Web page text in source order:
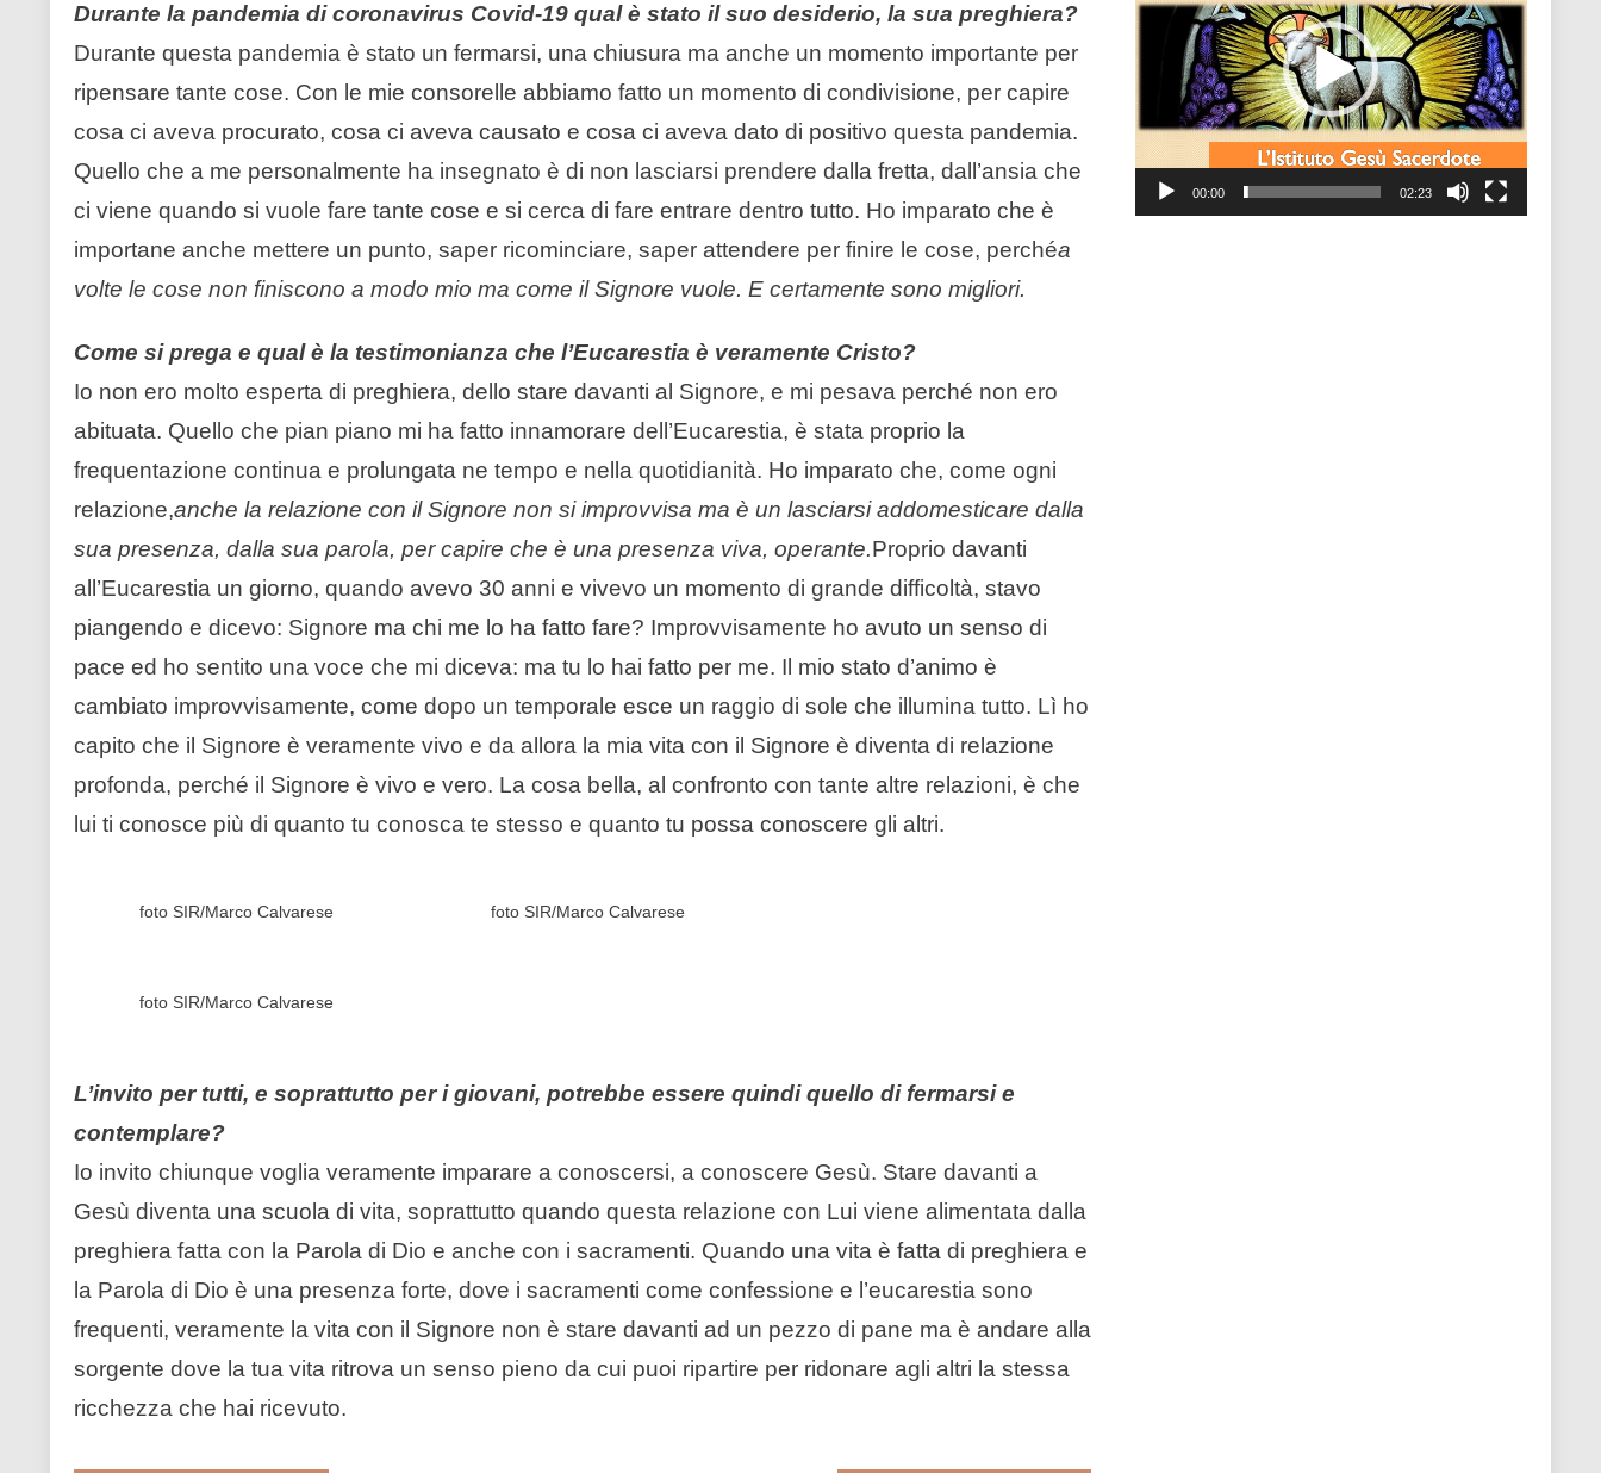
Durante la pandemia di coronavirus Covid-19 qual è stato il suo desiderio, la sua preghiera?
Durante questa pandemia è stato un fermarsi, una chiusura ma anche un momento importante per
ripensare tante cose. Con le mie consorelle abbiamo fatto un momento di condivisione, per capire
cosa ci aveva procurato, cosa ci aveva causato e cosa ci aveva dato di positivo questa pandemia.
Quello che a me personalmente ha insegnato è di non lasciarsi prendere dalla fretta, dall’ansia che
ci viene quando si vuole fare tante cose e si cerca di fare entrare dentro tutto. Ho imparato che è
importane anche mettere un punto, saper ricominciare, saper attendere per finire le cose, perchéa
volte le cose non finiscono a modo mio ma come il Signore vuole. E certamente sono migliori.
Come si prega e qual è la testimonianza che l’Eucarestia è veramente Cristo?
Io non ero molto esperta di preghiera, dello stare davanti al Signore, e mi pesava perché non ero
abituata. Quello che pian piano mi ha fatto innamorare dell’Eucarestia, è stata proprio la
frequentazione continua e prolungata ne tempo e nella quotidianità. Ho imparato che, come ogni
relazione,anche la relazione con il Signore non si improvvisa ma è un lasciarsi addomesticare dalla
sua presenza, dalla sua parola, per capire che è una presenza viva, operante.Proprio davanti
all’Eucarestia un giorno, quando avevo 30 anni e vivevo un momento di grande difficoltà, stavo
piangendo e dicevo: Signore ma chi me lo ha fatto fare? Improvvisamente ho avuto un senso di
pace ed ho sentito una voce che mi diceva: ma tu lo hai fatto per me. Il mio stato d’animo è
cambiato improvvisamente, come dopo un temporale esce un raggio di sole che illumina tutto. Lì ho
capito che il Signore è veramente vivo e da allora la mia vita con il Signore è diventa di relazione
profonda, perché il Signore è vivo e vero. La cosa bella, al confronto con tante altre relazioni, è che
lui ti conosce più di quanto tu conosca te stesso e quanto tu possa conoscere gli altri.
foto SIR/Marco Calvarese foto SIR/Marco Calvarese
foto SIR/Marco Calvarese
L’invito per tutti, e soprattutto per i giovani, potrebbe essere quindi quello di fermarsi e
contemplare?
Io invito chiunque voglia veramente imparare a conoscersi, a conoscere Gesù. Stare davanti a
Gesù diventa una scuola di vita, soprattutto quando questa relazione con Lui viene alimentata dalla
preghiera fatta con la Parola di Dio e anche con i sacramenti. Quando una vita è fatta di preghiera e
la Parola di Dio è una presenza forte, dove i sacramenti come confessione e l’eucarestia sono
frequenti, veramente la vita con il Signore non è stare davanti ad un pezzo di pane ma è andare alla
sorgente dove la tua vita ritrova un senso pieno da cui puoi ripartire per ridonare agli altri la stessa
ricchezza che hai ricevuto.
00:00 02:23